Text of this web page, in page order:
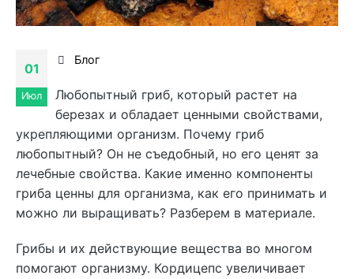
01
Июл
Блог
Любопытный гриб, который растет на
березах и обладает ценными свойствами,
укрепляющими организм. Почему гриб
любопытный? Он не съедобный, но его ценят за
лечебные свойства. Какие именно компоненты
гриба ценны для организма, как его принимать и
можно ли выращивать? Разберем в материале.
Грибы и их действующие вещества во многом
помогают организму. Кордицепс увеличивает